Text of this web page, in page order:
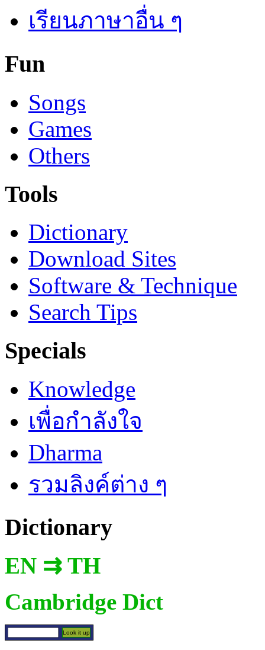
เรียนภาษาอื่น ๆ
Fun
Songs
Games
Others
Tools
Dictionary
Download Sites
Software & Technique
Search Tips
Specials
Knowledge
เพื่อกำลังใจ
Dharma
รวมลิงค์ต่าง ๆ
Dictionary
EN ⇉ TH
Cambridge Dict